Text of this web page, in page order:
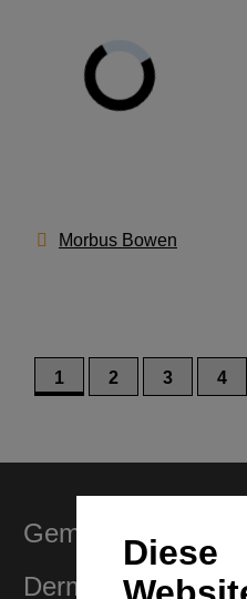
Morbus Bowen
1 2 3 4
Diese
Gemeinsam für
Dermatologie